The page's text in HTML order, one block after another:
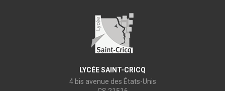
LYCÉE SAINT-CRICQ
4 bis avenue des États-Unis